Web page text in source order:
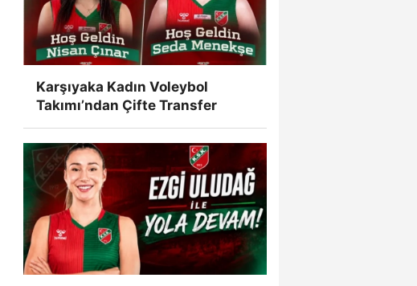
Karşıyaka Kadın Voleybol
Takımı’ndan Çifte Transfer